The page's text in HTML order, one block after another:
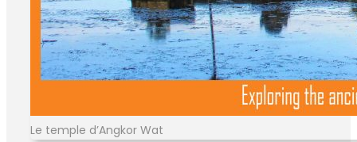
Le temple d’Angkor Wat